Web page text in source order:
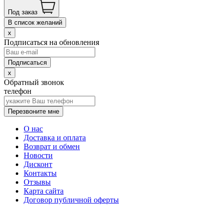
Под заказ
В список желаний
x
Подписаться на обновления
x
Обратный звонок
телефон
Перезвоните мне
О нас
Доставка и оплата
Возврат и обмен
Новости
Дисконт
Контакты
Отзывы
Карта сайта
Договор публичной оферты